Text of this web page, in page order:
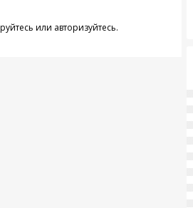
или авторизуйтесь.